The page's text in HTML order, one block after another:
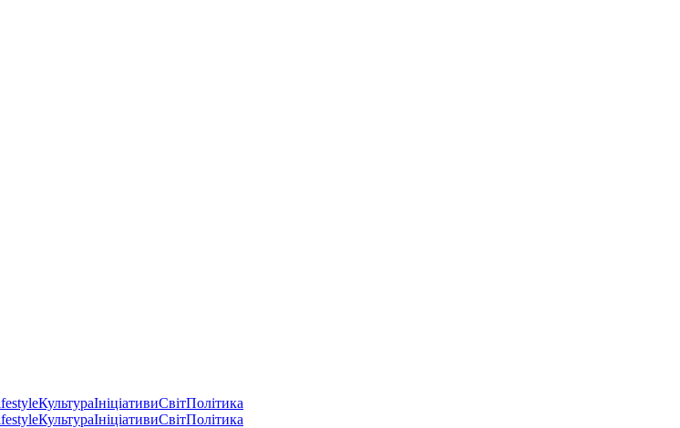
КультураІніціативиСвітПолітика
КультураІніціативиСвітПолітика